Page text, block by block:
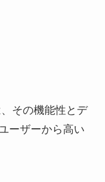
その機能性とデ
ーザーから高い